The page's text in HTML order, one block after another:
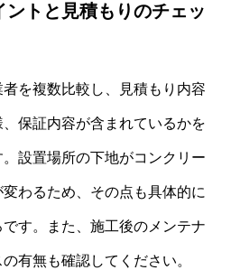
トと見積もりのチェッ
を複数比較し、見積もり内容
保証内容が含まれているかを
設置場所の下地がコンクリー
わるため、その点も具体的に
す。また、施工後のメンテナ
有無も確認してください。